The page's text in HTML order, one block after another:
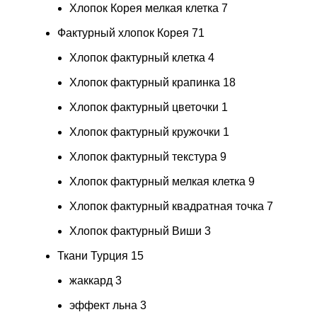
Хлопок Корея мелкая клетка 7
Фактурный хлопок Корея 71
Хлопок фактурный клетка 4
Хлопок фактурный крапинка 18
Хлопок фактурный цветочки 1
Хлопок фактурный кружочки 1
Хлопок фактурный текстура 9
Хлопок фактурный мелкая клетка 9
Хлопок фактурный квадратная точка 7
Хлопок фактурный Виши 3
Ткани Турция 15
жаккард 3
эффект льна 3